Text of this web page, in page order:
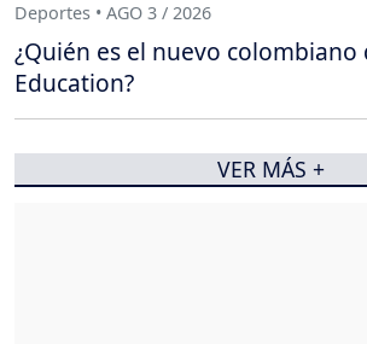
Deportes • AGO 3 / 2026
¿Quién es el nuevo colombiano
Education?
VER MÁS +